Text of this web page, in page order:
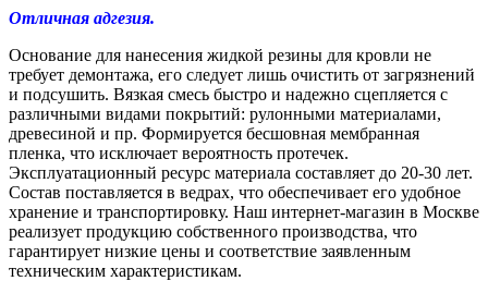
Отличная адгезия.
Основание для нанесения жидкой резины для кровли не
требует демонтажа, его следует лишь очистить от загрязнений
и подсушить. Вязкая смесь быстро и надежно сцепляется с
различными видами покрытий: рулонными материалами,
древесиной и пр. Формируется бесшовная мембранная
пленка, что исключает вероятность протечек.
Эксплуатационный ресурс материала составляет до 20-30 лет.
Состав поставляется в ведрах, что обеспечивает его удобное
хранение и транспортировку. Наш интернет-магазин в Москве
реализует продукцию собственного производства, что
гарантирует низкие цены и соответствие заявленным
техническим характеристикам.